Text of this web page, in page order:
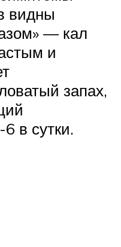
видны
— кал
и
запах,
в сутки.